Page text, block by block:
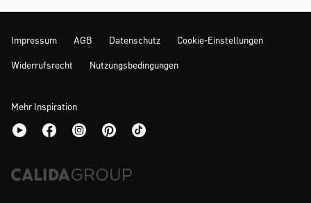
Impressum AGB Datenschutz Cookie-Einstellungen
Widerrufsrecht Nutzungsbedingungen
Mehr Inspiration